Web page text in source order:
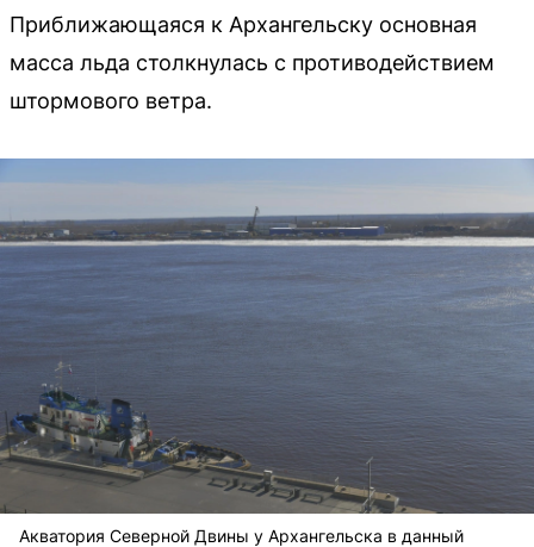
Приближающаяся к Архангельску основная
масса льда столкнулась с противодействием
штормового ветра.
Акватория Северной Двины у Архангельска в данный